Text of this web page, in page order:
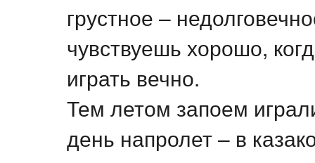
грустное –
чувствуешь хорошо,
играть вечно.
Тем летом запоем
день напролет – в